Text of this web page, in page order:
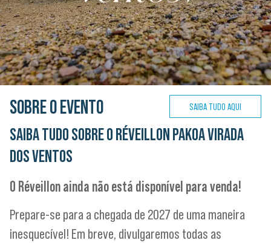
SOBRE O EVENTO SAIBA TUDO AQUI
SAIBA TUDO SOBRE ORÉVEILLON PAKOA VIRADA
DOS VENTOS
O Réveillon ainda não está disponível para venda!
Prepare-se para a chegada de 2027 de uma maneira
inesquecível! Em breve, divulgaremos todas as